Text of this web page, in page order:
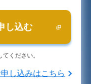
し込む
ください。
し込みはこちら